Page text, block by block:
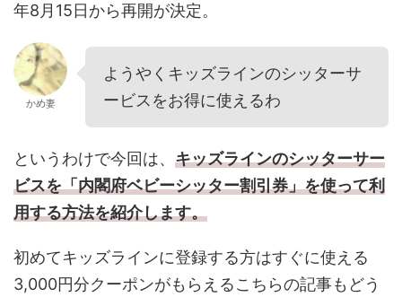
年8月15日から再開が決定。
かめ妻
ようやくキッズラインのシッターサ
ービスをお得に使えるわ
というわけで今回は、 キッズラインのシッターサー
ビスを「内閣府ベビーシッター割引券」を使って利
用する方法を紹介します。
初めてキッズラインに登録する方はすぐに使える
3,000円分クーポンがもらえるこちらの記事もどう